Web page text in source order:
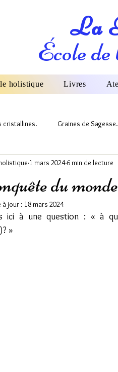
La
École
holistique Livres
cristallines. Graines de Sagesse.
Univers et Nature
du
1 mars 2024 6 min de lecture
à jour : 18 mars 2024
ici à une question : « à
»